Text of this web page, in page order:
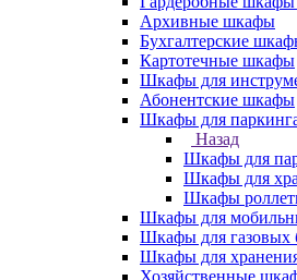
Архивные шкафы
Бухгалтерские
Картотечные шкафы
Шкафы для
Абонентские шкафы
Шкафы для
Назад
Шкафы для
Шкафы для
Шкафы
Шкафы для
Шкафы для газовых
Шкафы для
Хозяйственные